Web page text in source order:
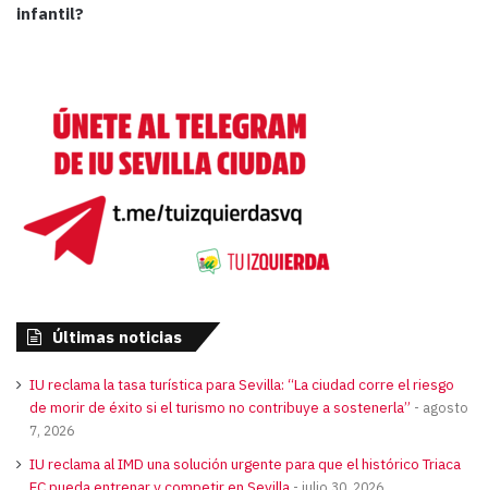
infantil?
Últimas noticias
IU reclama la tasa turística para Sevilla: “La ciudad corre el riesgo
de morir de éxito si el turismo no contribuye a sostenerla”
agosto
7, 2026
IU reclama al IMD una solución urgente para que el histórico Triaca